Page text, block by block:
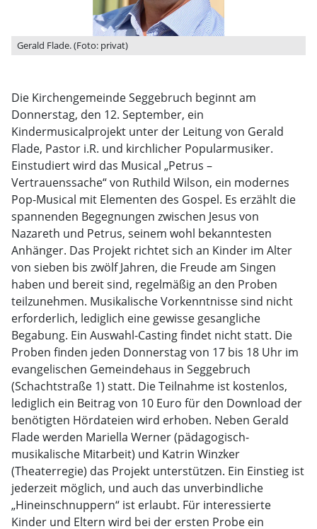
Gerald Flade. (Foto: privat)
Die Kirchengemeinde Seggebruch beginnt am
Donnerstag, den 12. September, ein
Kindermusicalprojekt unter der Leitung von Gerald
Flade, Pastor i.R. und kirchlicher Popularmusiker.
Einstudiert wird das Musical „Petrus –
Vertrauenssache“ von Ruthild Wilson, ein modernes
Pop-Musical mit Elementen des Gospel. Es erzählt die
spannenden Begegnungen zwischen Jesus von
Nazareth und Petrus, seinem wohl bekanntesten
Anhänger. Das Projekt richtet sich an Kinder im Alter
von sieben bis zwölf Jahren, die Freude am Singen
haben und bereit sind, regelmäßig an den Proben
teilzunehmen. Musikalische Vorkenntnisse sind nicht
erforderlich, lediglich eine gewisse gesangliche
Begabung. Ein Auswahl-Casting findet nicht statt. Die
Proben finden jeden Donnerstag von 17 bis 18 Uhr im
evangelischen Gemeindehaus in Seggebruch
(Schachtstraße 1) statt. Die Teilnahme ist kostenlos,
lediglich ein Beitrag von 10 Euro für den Download der
benötigten Hördateien wird erhoben. Neben Gerald
Flade werden Mariella Werner (pädagogisch-
musikalische Mitarbeit) und Katrin Winzker
(Theaterregie) das Projekt unterstützen. Ein Einstieg ist
jederzeit möglich, und auch das unverbindliche
„Hineinschnuppern“ ist erlaubt. Für interessierte
Kinder und Eltern wird bei der ersten Probe ein